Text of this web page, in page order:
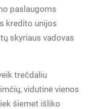
paslaugoms
kredito unijos
skyriaus vadovas
trečdaliu
vidutinė vienos
šiemet išliko